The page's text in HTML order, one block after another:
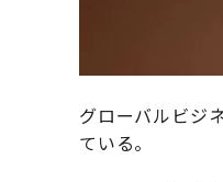
グローバルビジ
ている。